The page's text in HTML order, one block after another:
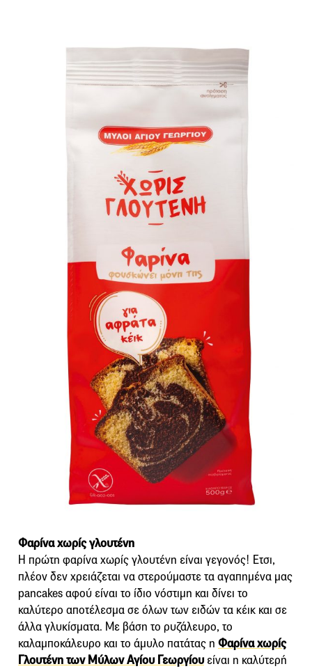
Φαρίνα χωρίς γλουτένη
Η πρώτη φαρίνα χωρίς γλουτένη είναι γεγονός! Ετσι,
πλέον δεν χρειάζεται να στερούμαστε τα αγαπημένα μας
pancakes αφού είναι το ίδιο νόστιμη και δίνει το
καλύτερο αποτέλεσμα σε όλων των ειδών τα κέικ και σε
άλλα γλυκίσματα. Με βάση το ρυζάλευρο, το
καλαμποκάλευρο και το άμυλο πατάτας η Φαρίνα χωρίς
Γλουτένη των Μύλων Αγίου Γεωργίου είναι η καλύτερή